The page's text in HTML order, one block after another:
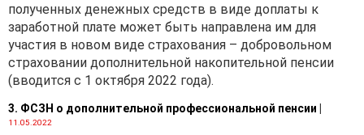
полученных денежных средств в виде доплаты к
заработной плате может быть направлена им для
участия в новом виде страхования – добровольном
страховании дополнительной накопительной пенсии
(вводится с 1 октября 2022 года).
3. ФСЗН о дополнительной профессиональной пенсии
11.05.2022